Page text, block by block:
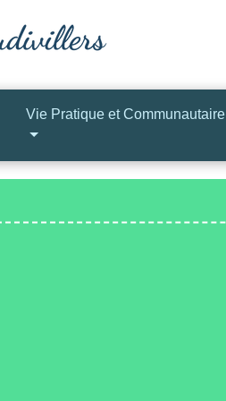
Vie Pratique et Communautaire